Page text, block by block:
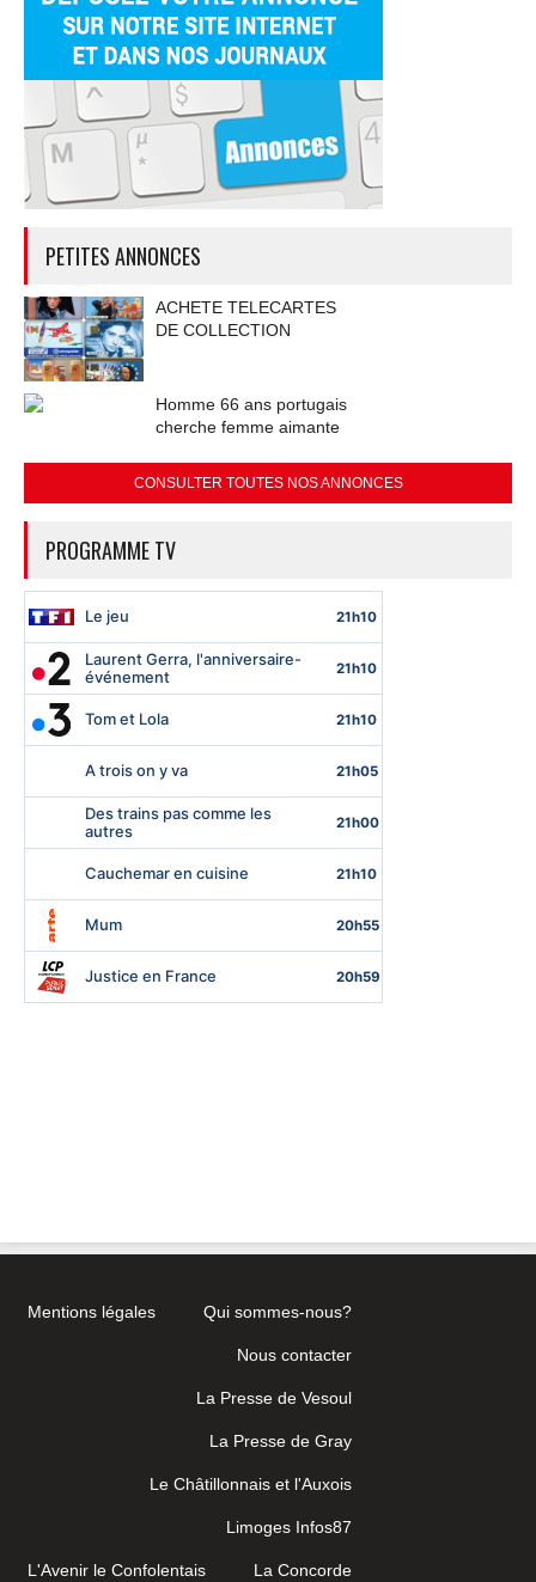
PETITES ANNONCES
ACHETE TELECARTES
DE COLLECTION
Homme 66 ans portugais
cherche femme aimante
CONSULTER TOUTES NOS ANNONCES
PROGRAMME TV
Mentions légales Qui sommes-nous?
Nous contacter
La Presse de Vesoul
La Presse de Gray
Le Châtillonnais et l'Auxois
Limoges Infos87
L'Avenir le Confolentais La Concorde